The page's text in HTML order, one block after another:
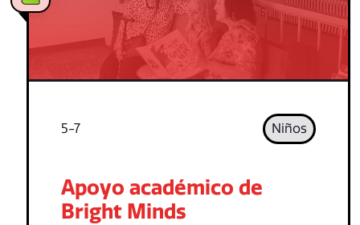
5-7 Niños
Apoyo académico de
Bright Minds